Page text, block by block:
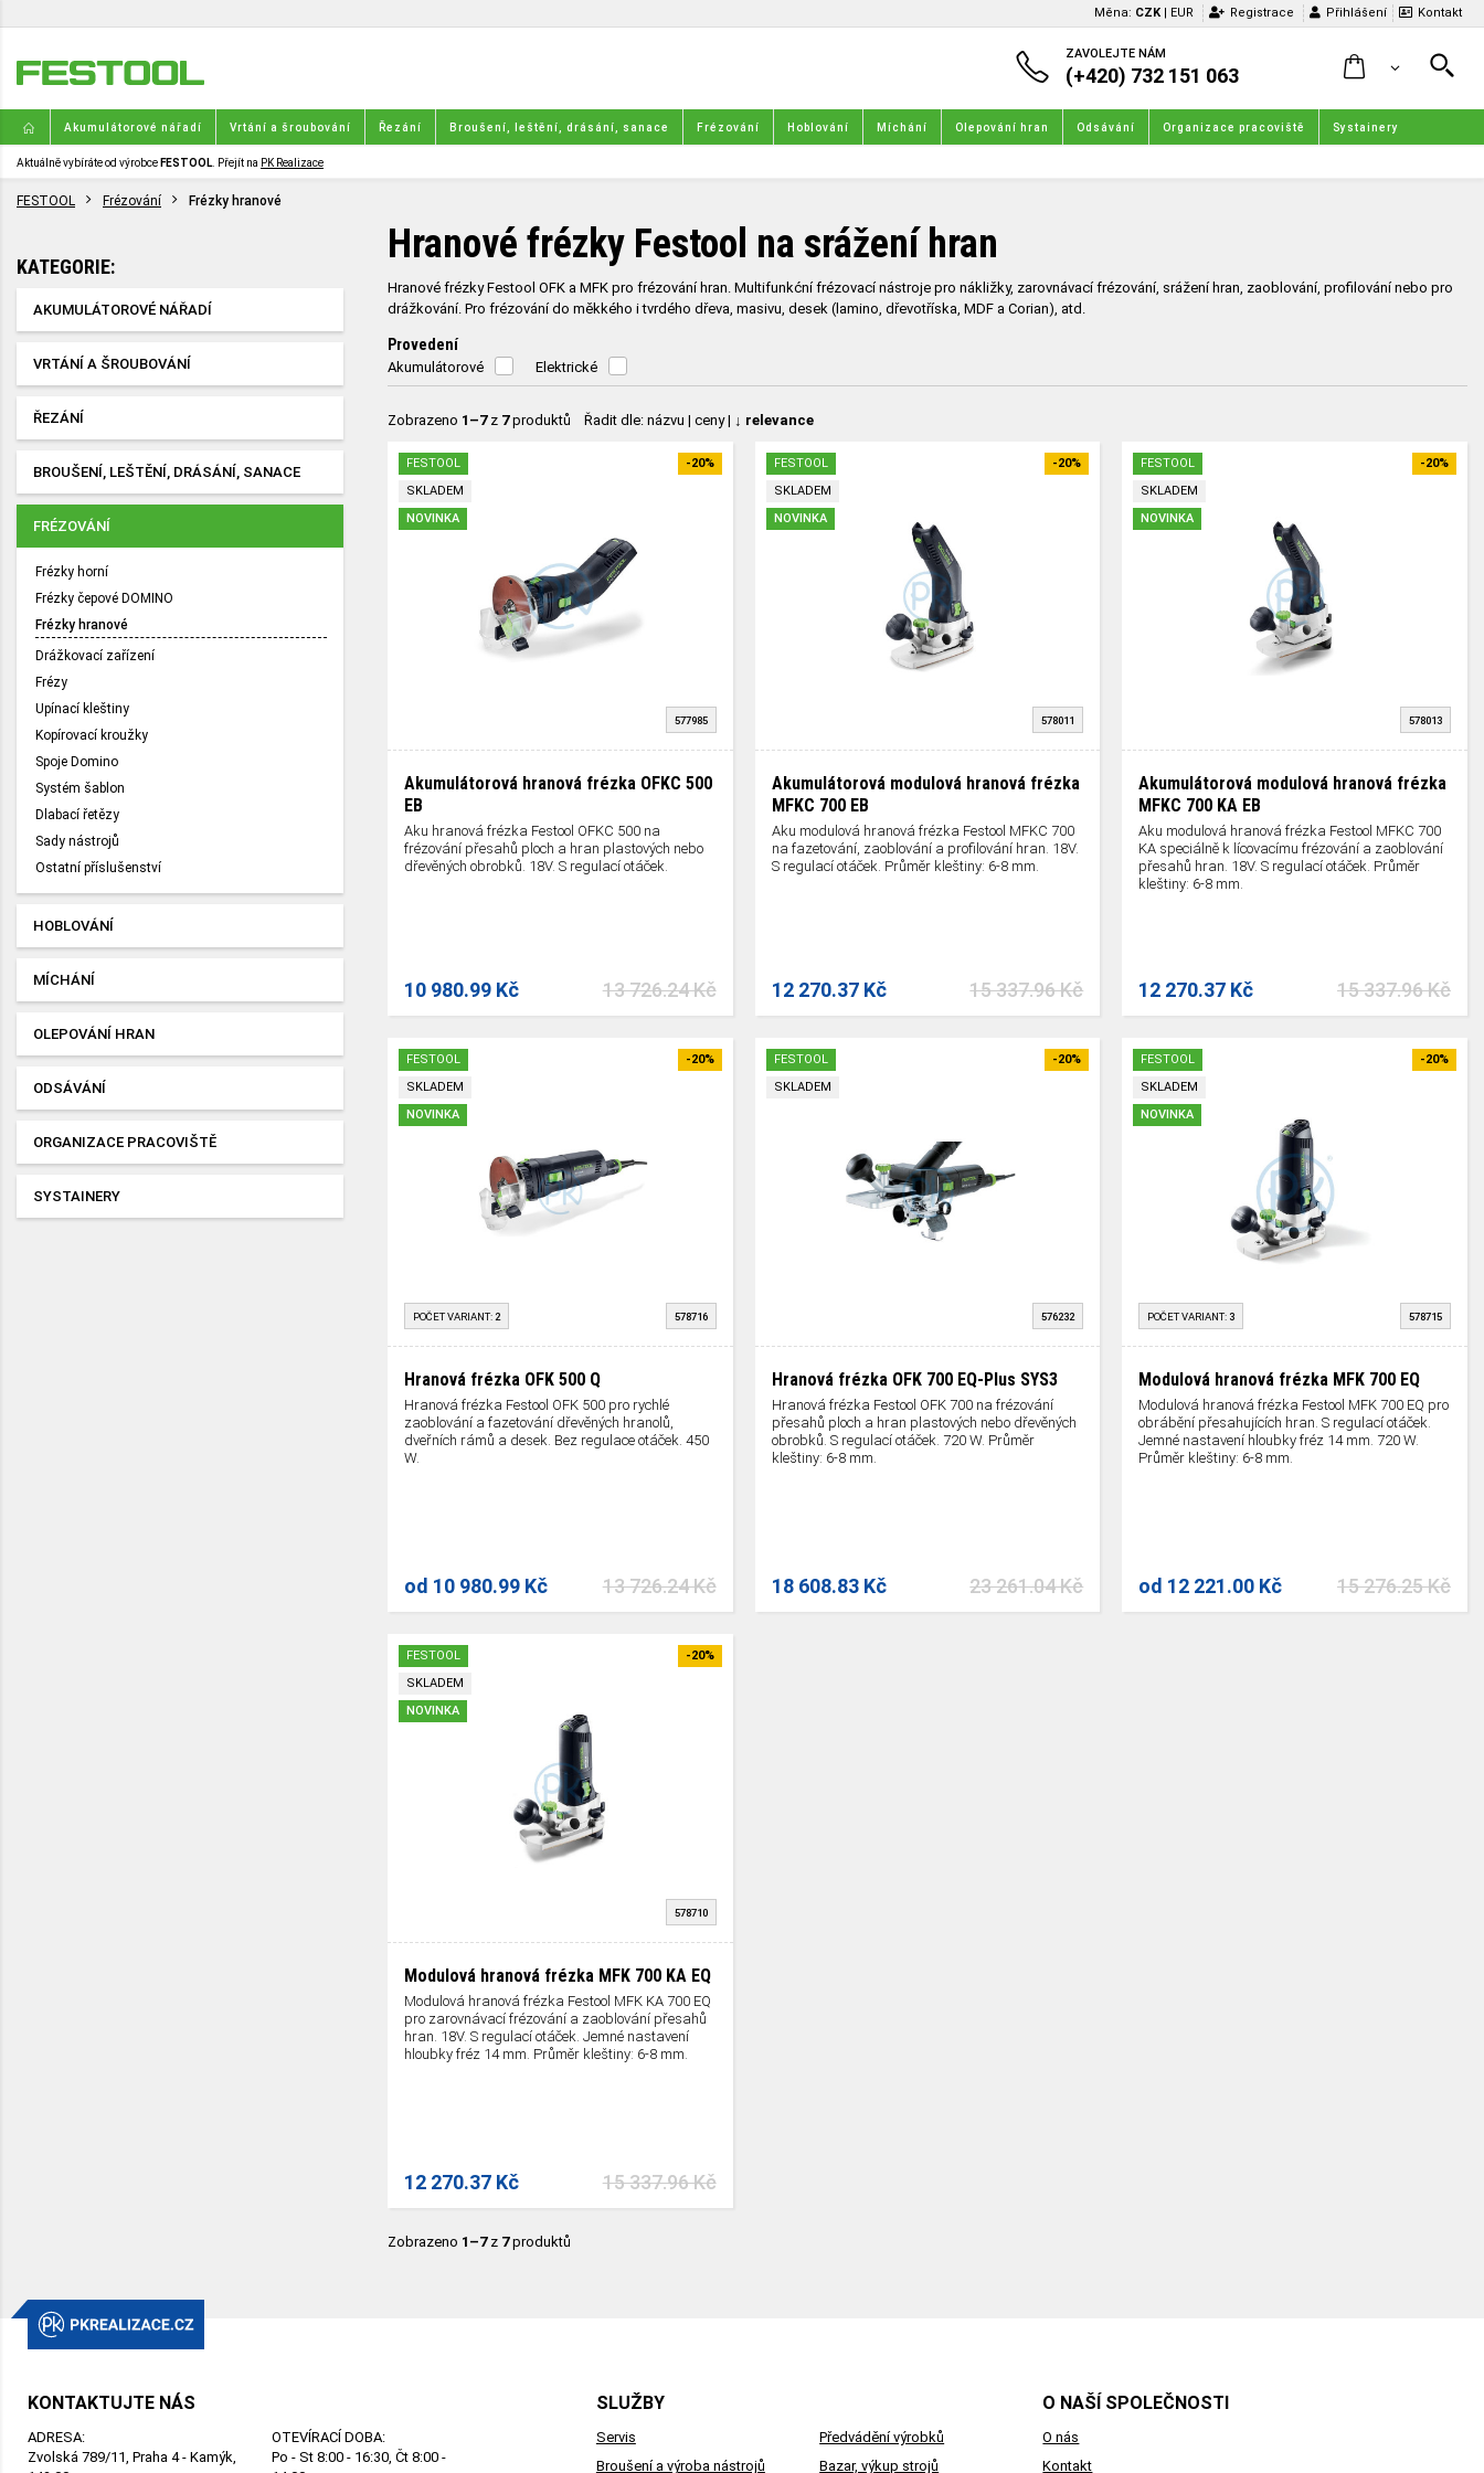
Měna: CZK | EUR Registrace Přihlášení Kontakt
ZAVOLEJTE NÁM
(+420) 732 151 063
Akumulátorové nářadí Vrtání a šroubování Řezání Broušení, leštění, drásání, sanace Frézování Hoblování Míchání Olepování hran Odsávání Organizace pracoviště Systainery
Aktuálně vybíráte od výrobce FESTOOL . Přejít na PK Realizace
FESTOOL Frézování Frézky hranové
Hranové frézky Festool na srážení hran
Hranové frézky Festool OFK a MFK pro frézování hran. Multifunkćní frézovací nástroje pro nákližky, zarovnávací frézování, srážení hran, zaoblování, profilování nebo pro
drážkování. Pro frézování do měkkého i tvrdého dřeva, masivu, desek (lamino, dřevotříska, MDF a Corian), atd.
Provedení
Akumulátorové Elektrické
Zobrazeno 1–7z 7produktů Řadit dle: názvu | ceny| ↓ relevance
FESTOOL
SKLADEM
NOVINKA
-20%
577985
Akumulátorová hranová frézka OFKC 500
EB
Aku hranová frézka Festool OFKC 500 na
frézování přesahů ploch a hran plastových nebo
dřevěných obrobků. 18V. S regulací otáček.
13 726.24 Kč
10 980.99 Kč
FESTOOL
SKLADEM
NOVINKA
-20%
578011
Akumulátorová modulová hranová frézka
MFKC 700 EB
Aku modulová hranová frézka Festool MFKC 700
na fazetování, zaoblování a profilování hran. 18V.
S regulací otáček. Průměr kleštiny: 6-8 mm.
15 337.96 Kč
12 270.37 Kč
FESTOOL
SKLADEM
NOVINKA
-20%
578013
Akumulátorová modulová hranová frézka
MFKC 700 KA EB
Aku modulová hranová frézka Festool MFKC 700
KA speciálně k lícovacímu frézování a zaoblování
přesahů hran. 18V. S regulací otáček. Průměr
kleštiny: 6-8 mm.
15 337.96 Kč
12 270.37 Kč
FESTOOL
SKLADEM
NOVINKA
-20%
POČET VARIANT: 2 578716
Hranová frézka OFK 500 Q
Hranová frézka Festool OFK 500 pro rychlé
zaoblování a fazetování dřevěných hranolů,
dveřních rámů a desek. Bez regulace otáček. 450
W.
13 726.24 Kč
od 10 980.99 Kč
FESTOOL
SKLADEM
-20%
576232
Hranová frézka OFK 700 EQ-Plus SYS3
Hranová frézka Festool OFK 700 na frézování
přesahů ploch a hran plastových nebo dřevěných
obrobků. S regulací otáček. 720 W. Průměr
kleštiny: 6-8 mm.
23 261.04 Kč
18 608.83 Kč
FESTOOL
SKLADEM
NOVINKA
-20%
POČET VARIANT: 3 578715
Modulová hranová frézka MFK 700 EQ
Modulová hranová frézka Festool MFK 700 EQ pro
obrábění přesahujících hran. S regulací otáček.
Jemné nastavení hloubky fréz 14 mm. 720 W.
Průměr kleštiny: 6-8 mm.
15 276.25 Kč
od 12 221.00 Kč
FESTOOL
SKLADEM
NOVINKA
-20%
578710
Modulová hranová frézka MFK 700 KA EQ
Modulová hranová frézka Festool MFK KA 700 EQ
pro zarovnávací frézování a zaoblování přesahů
hran. 18V. S regulací otáček. Jemné nastavení
hloubky fréz 14 mm. Průměr kleštiny: 6-8 mm.
15 337.96 Kč
12 270.37 Kč
Zobrazeno 1–7z 7produktů
KATEGORIE:
AKUMULÁTOROVÉ NÁŘADÍ
VRTÁNÍ A ŠROUBOVÁNÍ
ŘEZÁNÍ
BROUŠENÍ, LEŠTĚNÍ, DRÁSÁNÍ, SANACE
FRÉZOVÁNÍ
Frézky horní
Frézky čepové DOMINO
Frézky hranové
Drážkovací zařízení
Frézy
Upínací kleštiny
Kopírovací kroužky
Spoje Domino
Systém šablon
Dlabací řetězy
Sady nástrojů
Ostatní příslušenství
HOBLOVÁNÍ
MÍCHÁNÍ
OLEPOVÁNÍ HRAN
ODSÁVÁNÍ
ORGANIZACE PRACOVIŠTĚ
SYSTAINERY
KONTAKTUJTE NÁS
ADRESA:
Zvolská 789/11, Praha 4 - Kamýk,
OTEVÍRACÍ DOBA:
Po - St 8:00 - 16:30, Čt 8:00 -
SLUŽBY
Servis
Broušení a výroba nástrojů
Předvádění výrobků
Bazar, výkup strojů
O NAŠÍ SPOLEČNOSTI
O nás
Kontakt